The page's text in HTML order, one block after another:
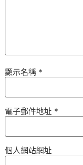
顯示名稱 *
電子郵件地址 *
個人網站網址